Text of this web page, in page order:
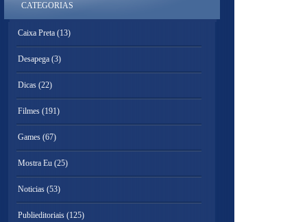
CATEGORIAS
Caixa Preta (13)
Desapega (3)
Dicas (22)
Filmes (191)
Games (67)
Mostra Eu (25)
Noticias (53)
Publieditoriais (125)